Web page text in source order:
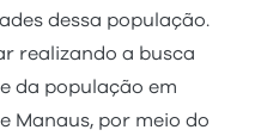
dessa população.
realizando a busca
da população em
Manaus, por meio do